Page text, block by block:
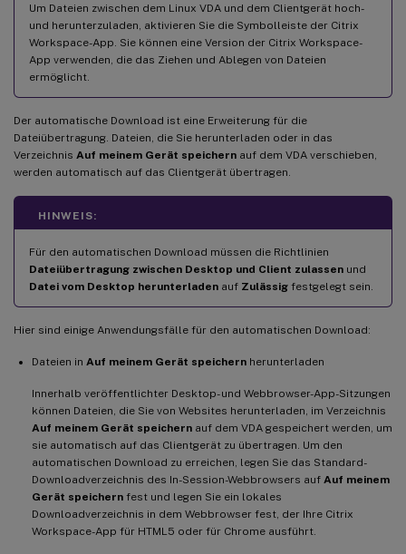
Um Dateien zwischen dem Linux VDA und dem Clientgerät hoch-
und herunterzuladen, aktivieren Sie die Symbolleiste der Citrix
Workspace-App. Sie können eine Version der Citrix Workspace-
App verwenden, die das Ziehen und Ablegen von Dateien
ermöglicht.
Der automatische Download ist eine Erweiterung für die
Dateiübertragung. Dateien, die Sie herunterladen oder in das
Verzeichnis Auf meinem Gerät speichern auf dem VDA verschieben,
werden automatisch auf das Clientgerät übertragen.
HINWEIS:
Für den automatischen Download müssen die Richtlinien
Dateiübertragung zwischen Desktop und Client zulassen und
Datei vom Desktop herunterladen auf Zulässig festgelegt sein.
Hier sind einige Anwendungsfälle für den automatischen Download:
Dateien in Auf meinem Gerät speichern herunterladen
Innerhalb veröffentlichter Desktop- und Webbrowser-App-Sitzungen
können Dateien, die Sie von Websites herunterladen, im Verzeichnis
Auf meinem Gerät speichern auf dem VDA gespeichert werden, um
sie automatisch auf das Clientgerät zu übertragen. Um den
automatischen Download zu erreichen, legen Sie das Standard-
Downloadverzeichnis des In-Session-Webbrowsers auf Auf meinem
Gerät speichern fest und legen Sie ein lokales
Downloadverzeichnis in dem Webbrowser fest, der Ihre Citrix
Workspace-App für HTML5 oder für Chrome ausführt.